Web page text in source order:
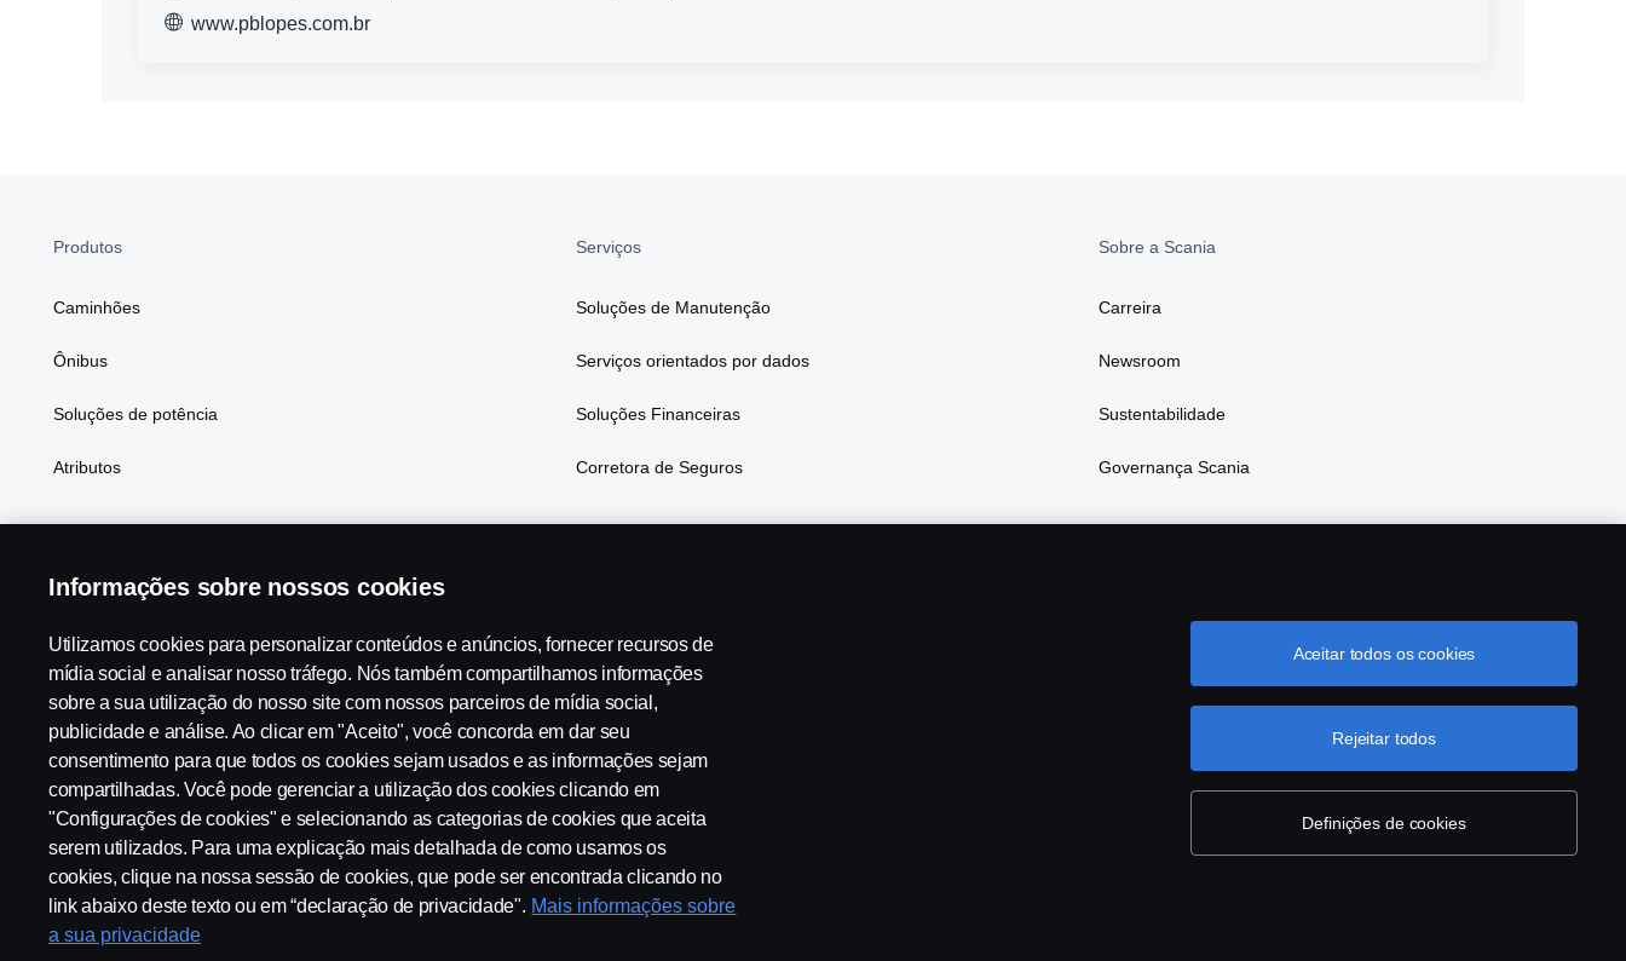
www.pblopes.com.br
Produtos
Caminhões
Ônibus
Soluções de potência
Atributos
Serviços
Soluções de Manutenção
Serviços orientados por dados
Soluções Financeiras
Corretora de Seguros
Sobre a Scania
Carreira
Newsroom
Sustentabilidade
Governança Scania
Scania in Your Region: Brasil
Aviso Legal Declaração de Privacidade Contato Tabela de emissões
Configurações de cookies
Informações sobre nossos cookies
Utilizamos cookies para personalizar conteúdos e anúncios, fornecer recursos de
mídia social e analisar nosso tráfego. Nós também compartilhamos informações
sobre a sua utilização do nosso site com nossos parceiros de mídia social,
publicidade e análise. Ao clicar em "Aceito", você concorda em dar seu
consentimento para que todos os cookies sejam usados e as informações sejam
compartilhadas. Você pode gerenciar a utilização dos cookies clicando em
"Configurações de cookies" e selecionando as categorias de cookies que aceita
serem utilizados. Para uma explicação mais detalhada de como usamos os
cookies, clique na nossa sessão de cookies, que pode ser encontrada clicando no
link abaixo deste texto ou em “declaração de privacidade". Mais informações sobre
a sua privacidade
Definições de cookies
Rejeitar todos
Aceitar todos os cookies